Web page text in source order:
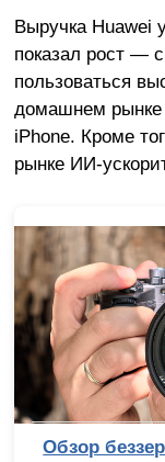
Выручка Huawei
показал рост —
пользоваться
домашнем рынке
iPhone. Кроме
рынке ИИ-
Обзор